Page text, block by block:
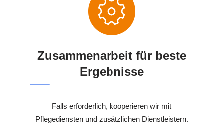
Zusammenarbeit für beste
Ergebnisse
Falls erforderlich, kooperieren wir mit
Pflegediensten und zusätzlichen Dienstleistern.